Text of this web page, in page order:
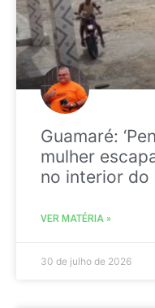
Guamaré:
mulher
no interior do
VER MATÉRIA »
30 de julho de 2026